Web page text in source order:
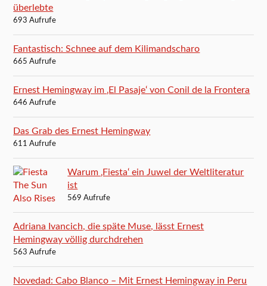
überlebte
693 Aufrufe
Fantastisch: Schnee auf dem Kilimandscharo
665 Aufrufe
Ernest Hemingway im ‚El Pasaje‘ von Conil de la Frontera
646 Aufrufe
Das Grab des Ernest Hemingway
611 Aufrufe
Warum ‚Fiesta‘ ein Juwel der Weltliteratur
ist
569 Aufrufe
Adriana Ivancich, die späte Muse, lässt Ernest
Hemingway völlig durchdrehen
563 Aufrufe
Novedad: Cabo Blanco – Mit Ernest Hemingway in Peru